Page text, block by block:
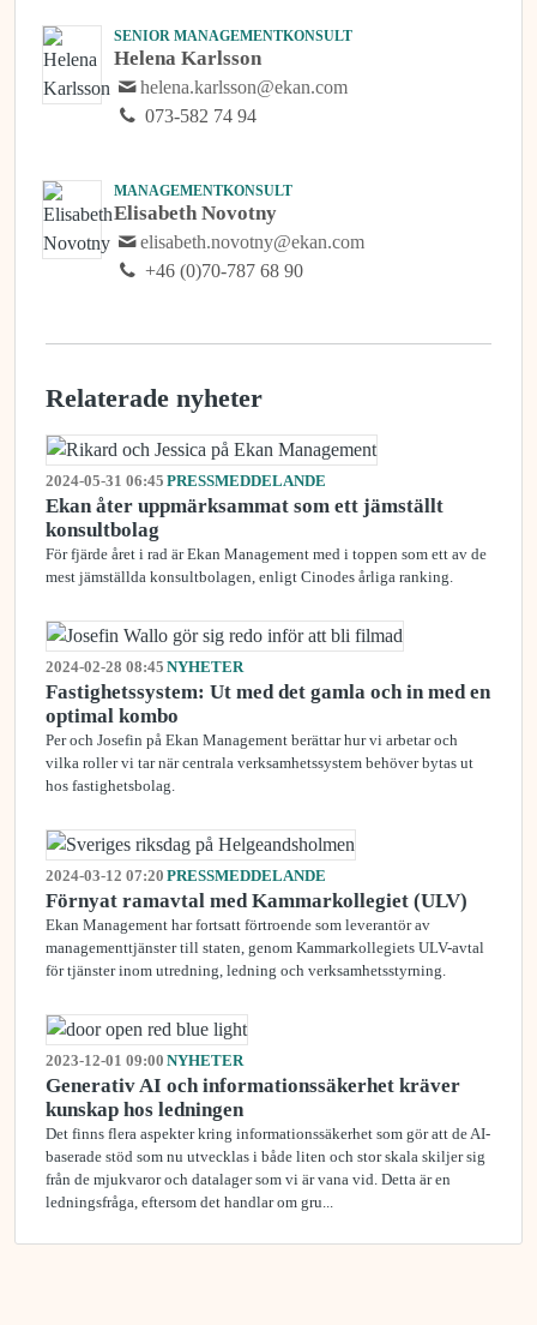
SENIOR MANAGEMENTKONSULT
Helena Karlsson
helena.karlsson@ekan.com
073-582 74 94
MANAGEMENTKONSULT
Elisabeth Novotny
elisabeth.novotny@ekan.com
+46 (0)70-787 68 90
Relaterade nyheter
2024-05-31 06:45 PRESSMEDDELANDE
Ekan åter uppmärksammat som ett jämställt
konsultbolag
För fjärde året i rad är Ekan Management med i toppen som ett av de
mest jämställda konsultbolagen, enligt Cinodes årliga ranking.
2024-02-28 08:45 NYHETER
Fastighetssystem: Ut med det gamla och in med en
optimal kombo
Per och Josefin på Ekan Management berättar hur vi arbetar och
vilka roller vi tar när centrala verksamhetssystem behöver bytas ut
hos fastighetsbolag.
2024-03-12 07:20 PRESSMEDDELANDE
Förnyat ramavtal med Kammarkollegiet (ULV)
Ekan Management har fortsatt förtroende som leverantör av
managementtjänster till staten, genom Kammarkollegiets ULV-avtal
för tjänster inom utredning, ledning och verksamhetsstyrning.
2023-12-01 09:00 NYHETER
Generativ AI och informationssäkerhet kräver
kunskap hos ledningen
Det finns flera aspekter kring informationssäkerhet som gör att de AI-
baserade stöd som nu utvecklas i både liten och stor skala skiljer sig
från de mjukvaror och datalager som vi är vana vid. Detta är en
ledningsfråga, eftersom det handlar om gru...